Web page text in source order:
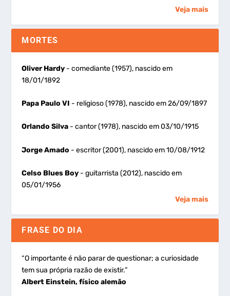
Veja mais
MORTES
Oliver Hardy - comediante (1957), nascido em
18/01/1892
Papa Paulo VI - religioso (1978), nascido em 26/09/1897
Orlando Silva - cantor (1978), nascido em 03/10/1915
Jorge Amado - escritor (2001), nascido em 10/08/1912
Celso Blues Boy - guitarrista (2012), nascido em
05/01/1956
Veja mais
FRASE DO DIA
“O importante é não parar de questionar; a curiosidade
tem sua própria razão de existir.”
Albert Einstein, físico alemão